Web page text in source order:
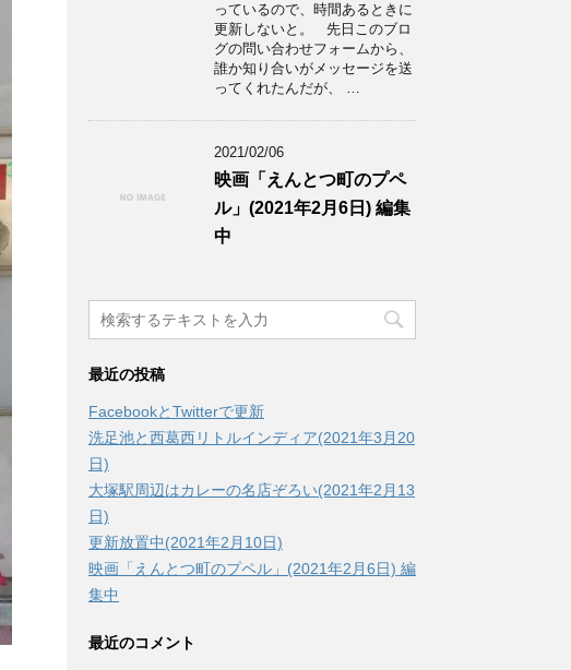
っているので、時間あるときに
更新しないと。 先日このブロ
グの問い合わせフォームから、
誰か知り合いがメッセージを送
ってくれたんだが、 …
2021/02/06
映画「えんとつ町のプペ
ル」(2021年2月6日) 編集
中
最近の投稿
FacebookとTwitterで更新
洗足池と西葛西リトルインディア(2021年3月20
日)
大塚駅周辺はカレーの名店ぞろい(2021年2月13
日)
更新放置中(2021年2月10日)
映画「えんとつ町のプペル」(2021年2月6日) 編
集中
最近のコメント